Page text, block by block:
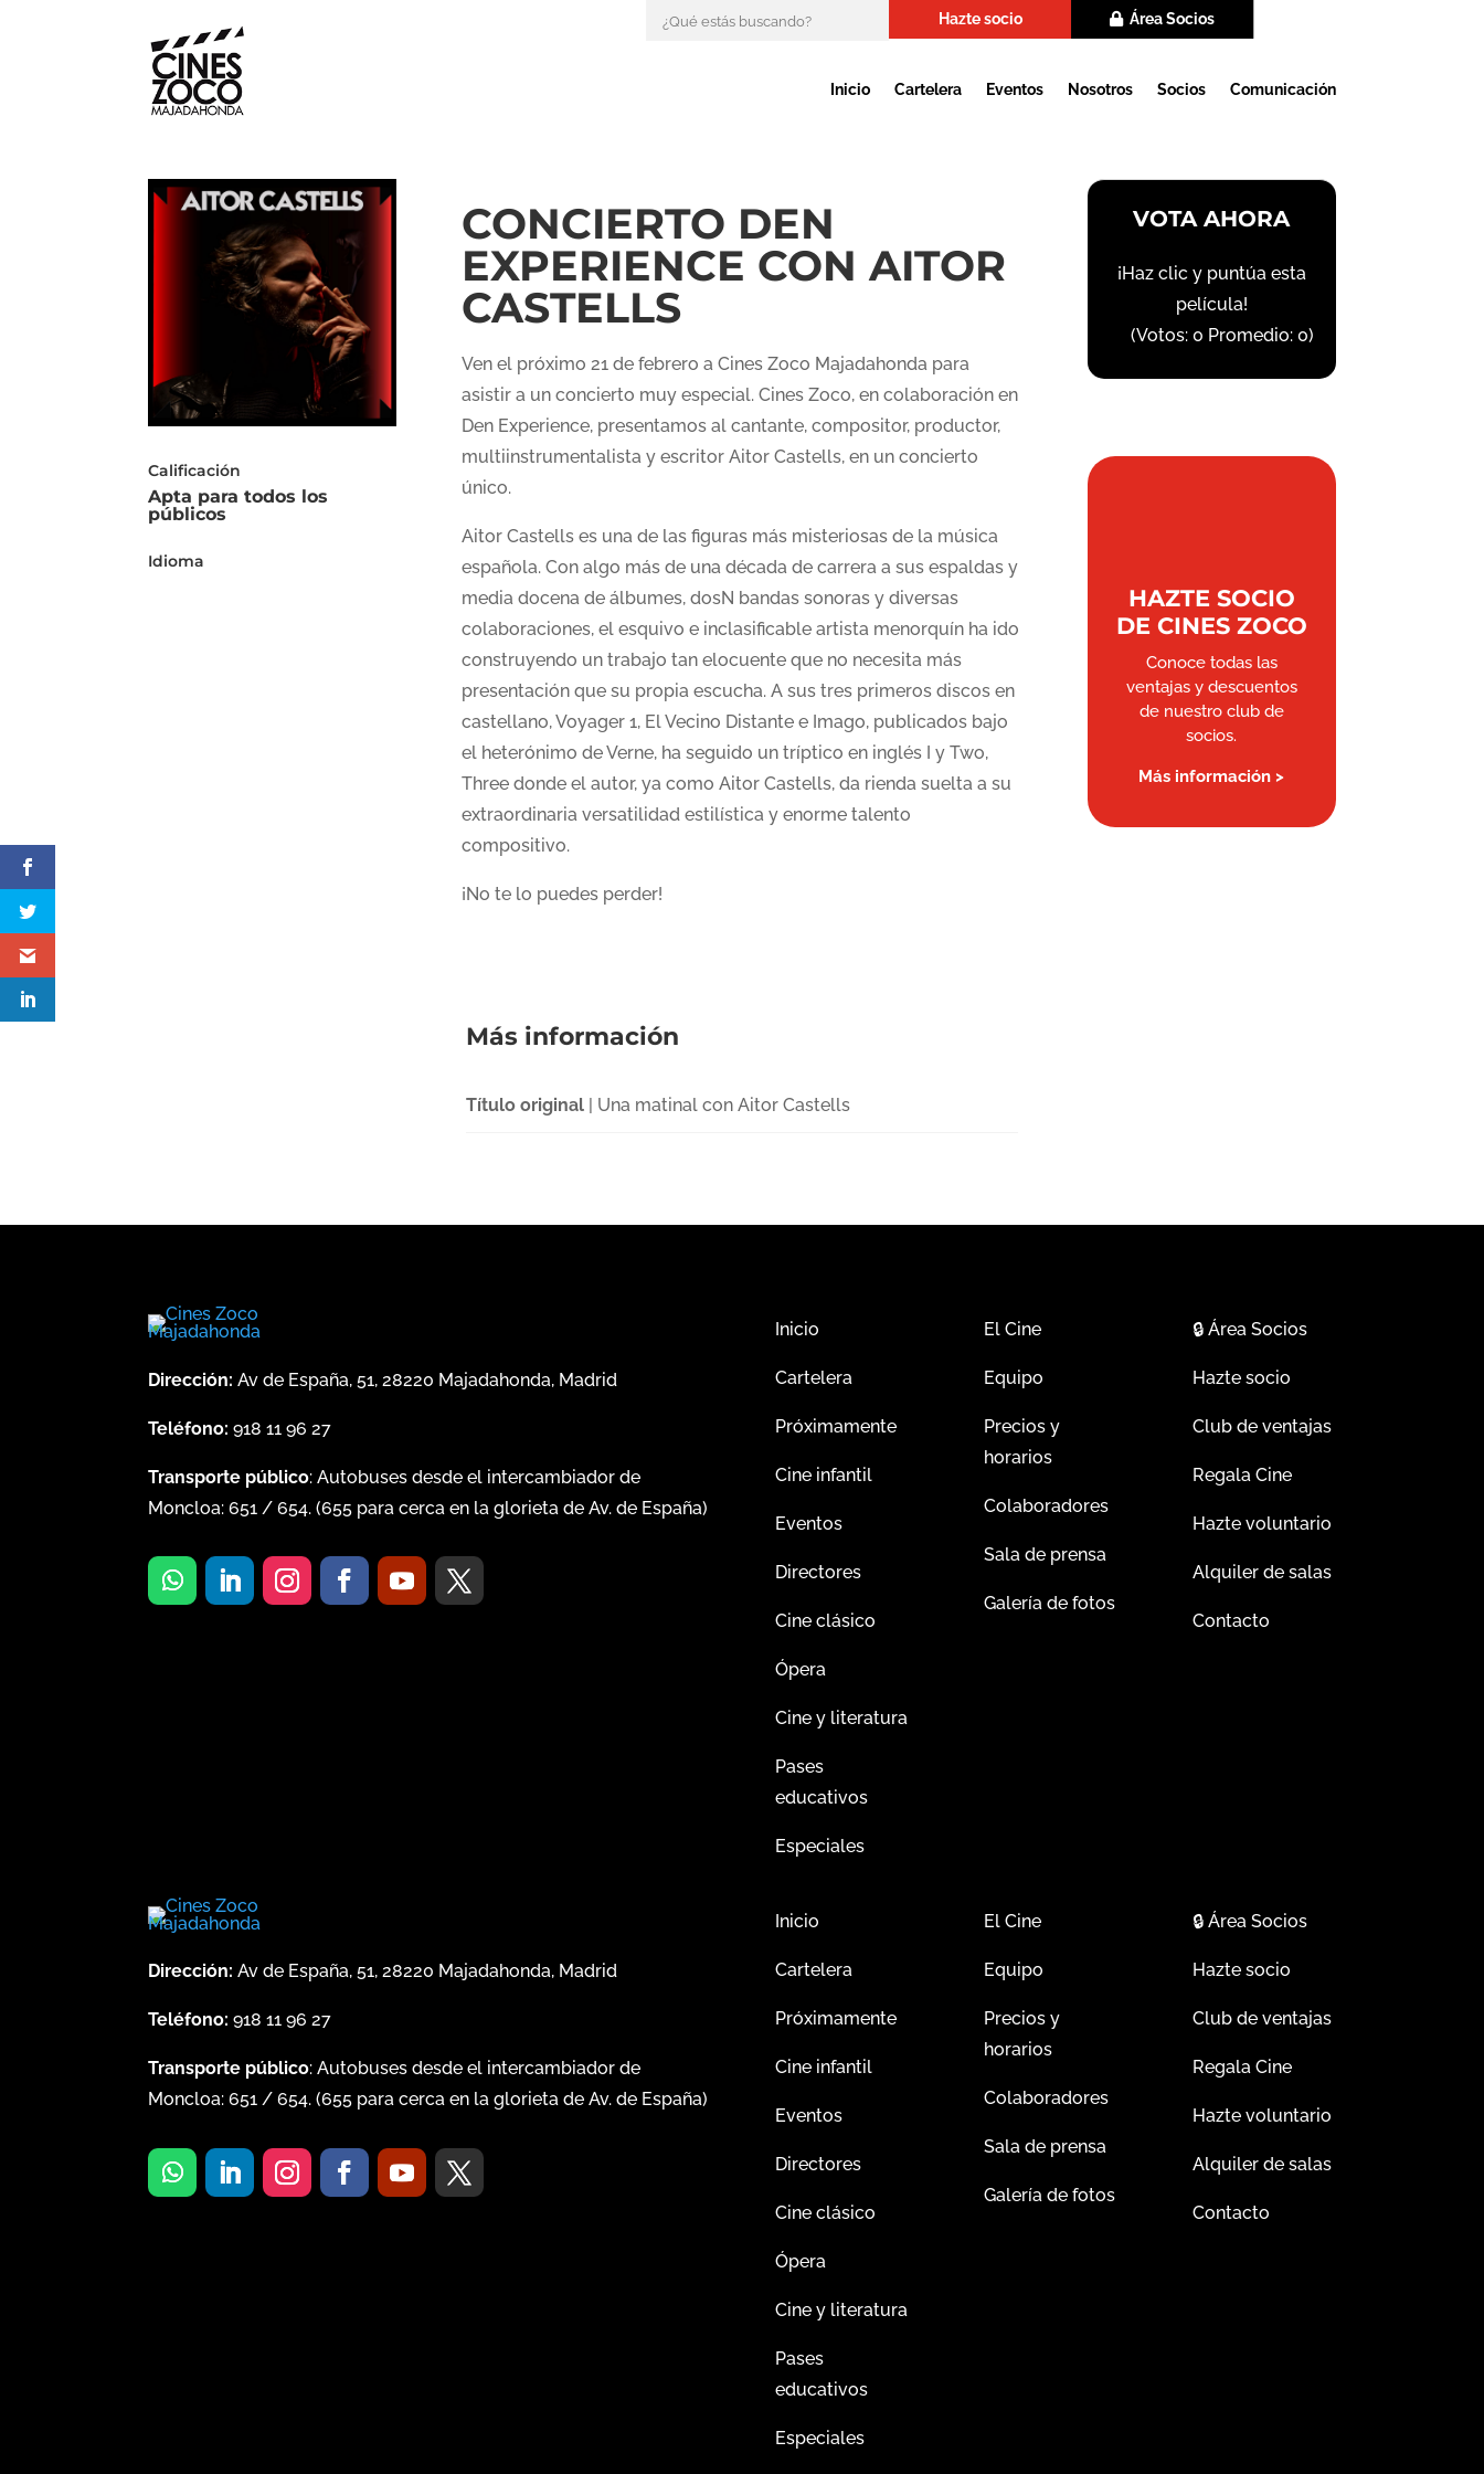
Hazte socio Área Socios
Inicio Cartelera Eventos Nosotros Socios Comunicación
Calificación
Apta para todos los
públicos
Idioma
CONCIERTO DEN
EXPERIENCE CON AITOR
CASTELLS
Ven el próximo 21 de febrero a Cines Zoco Majadahonda para
asistir a un concierto muy especial. Cines Zoco, en colaboración en
Den Experience, presentamos al cantante, compositor, productor,
multiinstrumentalista y escritor Aitor Castells, en un concierto
único.
Aitor Castells es una de las figuras más misteriosas de la música
española. Con algo más de una década de carrera a sus espaldas y
media docena de álbumes, dosN bandas sonoras y diversas
colaboraciones, el esquivo e inclasificable artista menorquín ha ido
construyendo un trabajo tan elocuente que no necesita más
presentación que su propia escucha. A sus tres primeros discos en
castellano, Voyager 1, El Vecino Distante e Imago, publicados bajo
el heterónimo de Verne, ha seguido un tríptico en inglés I y Two,
Three donde el autor, ya como Aitor Castells, da rienda suelta a su
extraordinaria versatilidad estilística y enorme talento
compositivo.
¡No te lo puedes perder!
Más información
Título original| Una matinal con Aitor Castells
VOTA AHORA
¡Haz clic y puntúa esta
película!
(Votos:0 Promedio:0)
HAZTE SOCIO
DE CINES ZOCO
Conoce todas las
ventajas y descuentos
de nuestro club de
socios.
Más información >
Dirección: Av de España, 51, 28220 Majadahonda, Madrid
Teléfono: 918 11 96 27
Transporte público: Autobuses desde el intercambiador de
Moncloa:651 /654. (655 para cerca en la glorieta de Av. de España)
Inicio
Cartelera
Próximamente
Cine infantil
Eventos
Directores
Cine clásico
Ópera
Cine y literatura
Pases
educativos
Especiales
El Cine
Equipo
Precios y
horarios
Colaboradores
Sala de prensa
Galería de fotos
🔒Área Socios
Hazte socio
Club de ventajas
Regala Cine
Hazte voluntario
Alquiler de salas
Contacto
Dirección: Av de España, 51, 28220 Majadahonda, Madrid
Teléfono: 918 11 96 27
Transporte público: Autobuses desde el intercambiador de
Moncloa:651 /654. (655 para cerca en la glorieta de Av. de España)
Inicio
Cartelera
Próximamente
Cine infantil
Eventos
Directores
Cine clásico
Ópera
Cine y literatura
Pases
educativos
Especiales
El Cine
Equipo
Precios y
horarios
Colaboradores
Sala de prensa
Galería de fotos
🔒Área Socios
Hazte socio
Club de ventajas
Regala Cine
Hazte voluntario
Alquiler de salas
Contacto